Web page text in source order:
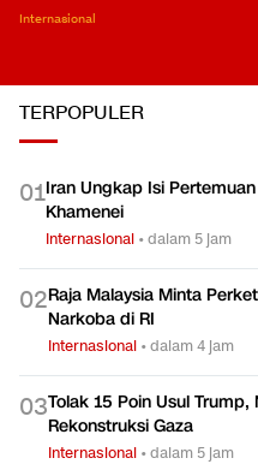
Internasional
TERPOPULER
01Iran Ungkap Isi
Khamenei
Internasional •dalam 5 jam
02Raja Malaysia Minta
Narkoba di RI
Internasional •dalam 4 jam
03Tolak 15 Poin Usul
Rekonstruksi Gaza
Internasional •dalam 5 jam